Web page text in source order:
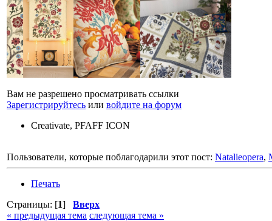
Вам не разрешено просматривать ссылки
Зарегистрируйтесь или войдите на форум
Creativate, PFAFF ICON
Пользователи, которые поблагодарили этот пост: Natalieopera,
Печать
Страницы: [1] Вверх
« предыдущая тема следующая тема »